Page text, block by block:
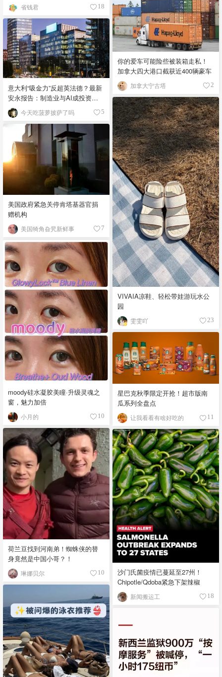
人》回归啦
省钱君 18
你的爱车可能险些被装箱走私！
加拿大四大港口截获近400辆豪车
加拿大宁古塔 2
意大利“吸金力”反超英法德？最新
安永报告：制造业与AI成投资新
宠！ 今天吃菠萝披萨了吗 5
VIVAIA凉鞋、轻松带娃游玩水公
园
雯雯吖 23
美国政府紧急关停肯塔基器官捐
赠机构
美国犄角旮旯新鲜事 7
moody硅水凝胶美瞳·升级灵魂之
窗，魅力加倍
小月的 10
星巴克秋季限定开抢！超市版南
瓜系列全盘点
让我看看有啥好吃的 11
荷兰豆找到河南弟！蜘蛛侠的替
身竟然是中国小哥？！
琳娜贝尔 10
沙门氏菌疫情已蔓延至27州！
Chipotle/Qdoba紧急下架辣椒
新闻搬运工 18